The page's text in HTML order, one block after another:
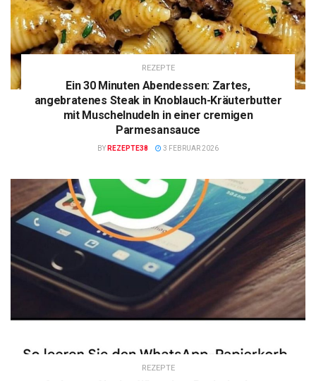
REZEPTE
Ein 30 Minuten Abendessen: Zartes,
angebratenes Steak in Knoblauch-Kräuterbutter
mit Muschelnudeln in einer cremigen
Parmesansauce
BY REZEPTE38 3 FEBRUAR 2026
REZEPTE